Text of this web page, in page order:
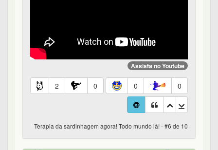
Assista no Youtube
2 0 0 0
Terapia da sardinhagem agora! Todo mundo lá! - #6 de 10